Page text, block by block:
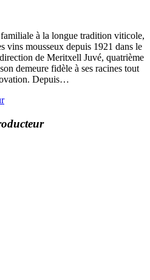
à la longue tradition viticole,
vins mousseux depuis 1921 dans le
de Meritxell Juvé, quatrième
demeure fidèle à ses racines tout
Depuis…